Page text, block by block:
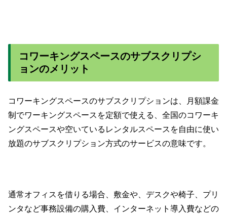
コワーキングスペースのサブスクリプシ
ョンのメリット
コワーキングスペースのサブスクリプションは、月額課金
制でワーキングスペースを定額で使える、全国のコワーキ
ングスペースや空いているレンタルスペースを自由に使い
放題のサブスクリプション方式のサービスの意味です。
通常オフィスを借りる場合、敷金や、デスクや椅子、プリ
ンタなど事務設備の購入費、インターネット導入費などの